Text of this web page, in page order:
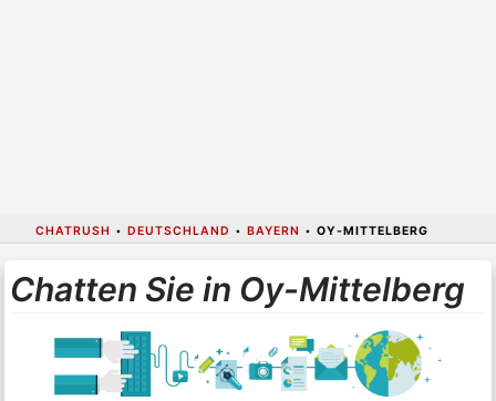
CHATRUSH • DEUTSCHLAND • BAYERN • OY-MITTELBERG
Chatten Sie in Oy-Mittelberg